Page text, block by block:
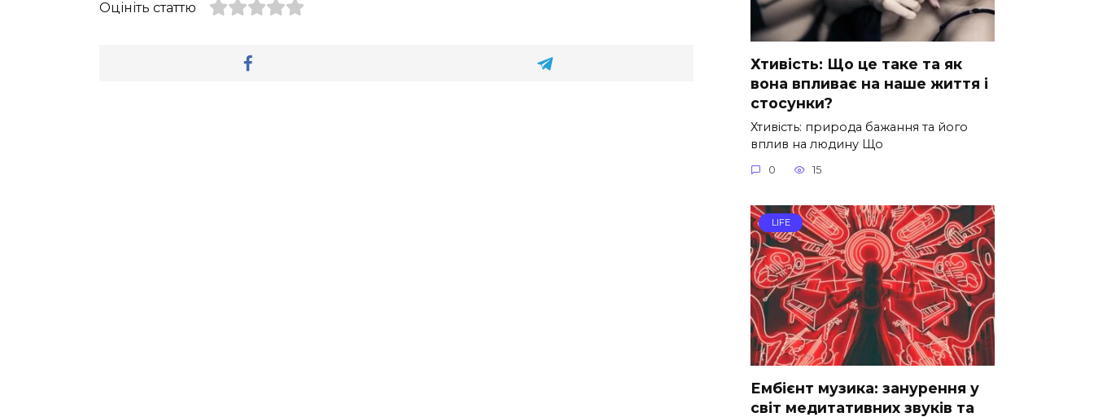
Оцініть статтю
Хтивість: Що це таке та як
вона впливає на наше життя і
стосунки?
Хтивість: природа бажання та його
вплив на людину Що
0 15
LIFE
Ембієнт музика: занурення у
світ медитативних звуків та